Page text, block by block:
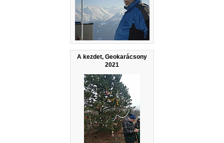
A kezdet, Geokarácsony
2021